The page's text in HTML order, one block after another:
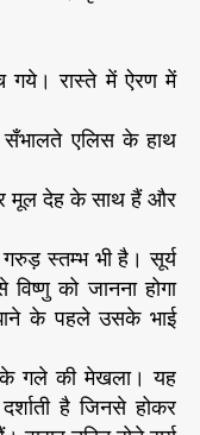
गये। रास्ते में ऐरण में
सँभालते एलिस के हाथ
मूल देह के साथ हैं और
स्तम्भ भी है। सूर्य
को जानना होगा
के पहले उसके भाई
के गले की मेखला। यह
है जिनसे होकर